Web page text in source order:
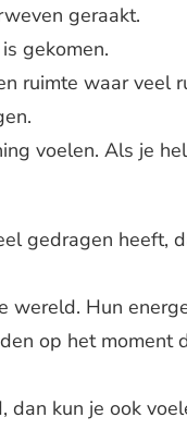
geraakt.
gekomen.
ruimte waar veel
voelen. Als je
gedragen heeft,
wereld. Hun
op het moment
dan kun je ook